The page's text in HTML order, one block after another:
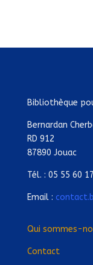
Bibliothèque
Bernardan
RD 912
87890 Jouac
Tél. : 05 55 60
Email :
Qui sommes-
Contact